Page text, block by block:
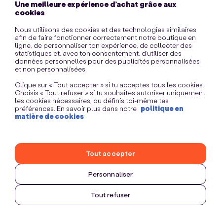
Une meilleure expérience d’achat grâce aux
cookies
Nous utilisons des cookies et des technologies similaires
afin de faire fonctionner correctement notre boutique en
ligne, de personnaliser ton expérience, de collecter des
statistiques et, avec ton consentement, d’utiliser des
données personnelles pour des publicités personnalisées
et non personnalisées.
Clique sur « Tout accepter » si tu acceptes tous les cookies.
Choisis « Tout refuser » si tu souhaites autoriser uniquement
les cookies nécessaires, ou définis toi-même tes
préférences. En savoir plus dans notre politique en
matière de cookies
Personnaliser
Tout refuser
Tout accepter